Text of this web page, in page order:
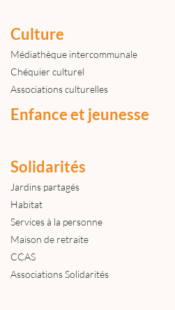
Culture
Médiathèque intercommunale
Chéquier culturel
Associations culturelles
Enfance et jeunesse
Solidarités
Jardins partagés
Habitat
Services à la personne
Maison de retraite
CCAS
Associations Solidarités